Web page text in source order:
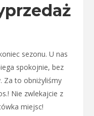
sezonu. U nas
spokojnie, bez
Za to obniżyliśmy
Nie zwlekajcie z
miejsc!